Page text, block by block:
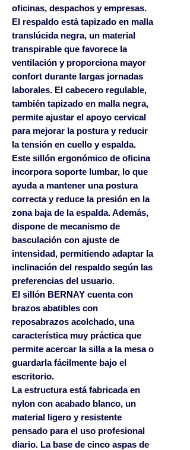
oficinas, despachos y empresas.
El respaldo está tapizado en malla
translúcida negra, un material
transpirable que favorece la
ventilación y proporciona mayor
confort durante largas jornadas
laborales. El cabecero regulable,
también tapizado en malla negra,
permite ajustar el apoyo cervical
para mejorar la postura y reducir
la tensión en cuello y espalda.
Este sillón ergonómico de oficina
incorporasoporte lumbar, lo que
ayuda a mantener una postura
correcta y reduce la presión en la
zona baja de la espalda. Además,
dispone de mecanismo de
basculación con ajuste de
intensidad, permitiendo adaptar la
inclinación del respaldo según las
preferencias del usuario.
El sillón BERNAY cuenta con
brazos abatibles con
reposabrazos acolchado, una
característica muy práctica que
permite acercar la silla a la mesa o
guardarla fácilmente bajo el
escritorio.
La estructura está fabricada en
nylon con acabado blanco, un
material ligero y resistente
pensado para el uso profesional
diario. La base de cinco aspas de